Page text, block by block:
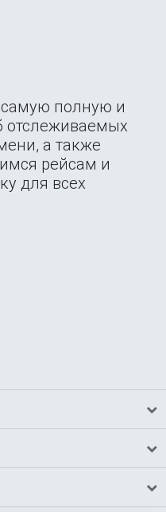
самую полную и
а также
рейсам и
для всех